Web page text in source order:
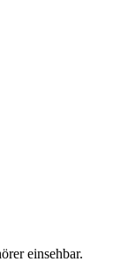
einsehbar.